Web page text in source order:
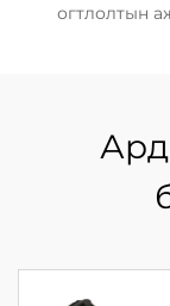
огтлолтын